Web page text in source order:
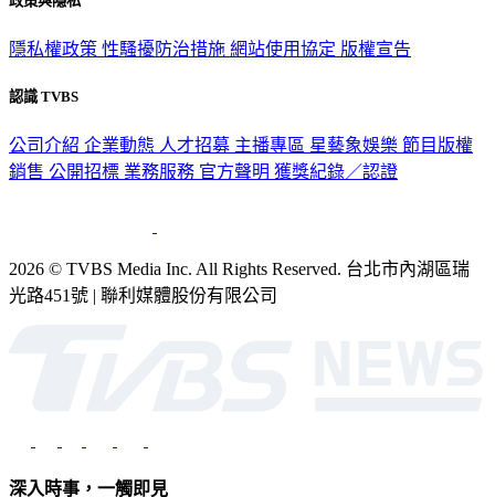
隱私權政策 性騷擾防治措施 網站使用協定 版權宣告
認識 TVBS
公司介紹 企業動態 人才招募 主播專區 星藝象娛樂 節目版權
銷售 公開招標 業務服務 官方聲明 獲獎紀錄／認證
2026 © TVBS Media Inc. All Rights Reserved. 台北市內湖區瑞
光路451號 | 聯利媒體股份有限公司
深入時事，一觸即見